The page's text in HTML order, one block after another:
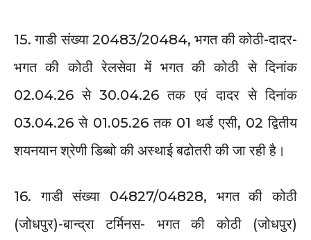
15. गाडी संख्या 20483/20484, भगत की कोठी-दादर-
भगत की कोठी रेलसेवा में भगत की कोठी से दिनांक
02.04.26 से 30.04.26 तक एवं दादर से दिनांक
03.04.26 से 01.05.26 तक 01 थर्ड एसी, 02 द्वितीय
शयनयान श्रेणी डिब्बो की अस्थाई बढोतरी की जा रही है।
16. गाडी संख्या 04827/04828, भगत की कोठी
(जोधपुर)-बान्द्रा टर्मिनस- भगत की कोठी (जोधपुर)